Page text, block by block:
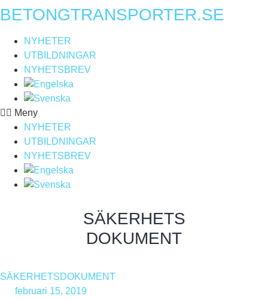
Hoppa
innehåll
BETONGTRANSPORTER.SE
NYHETER
UTBILDNINGAR
NYHETSBREV
Meny
NYHETER
UTBILDNINGAR
NYHETSBREV
SÄKERHETS
DOKUMENT
SÄKERHETSDOKUMENT
februari 15, 2019